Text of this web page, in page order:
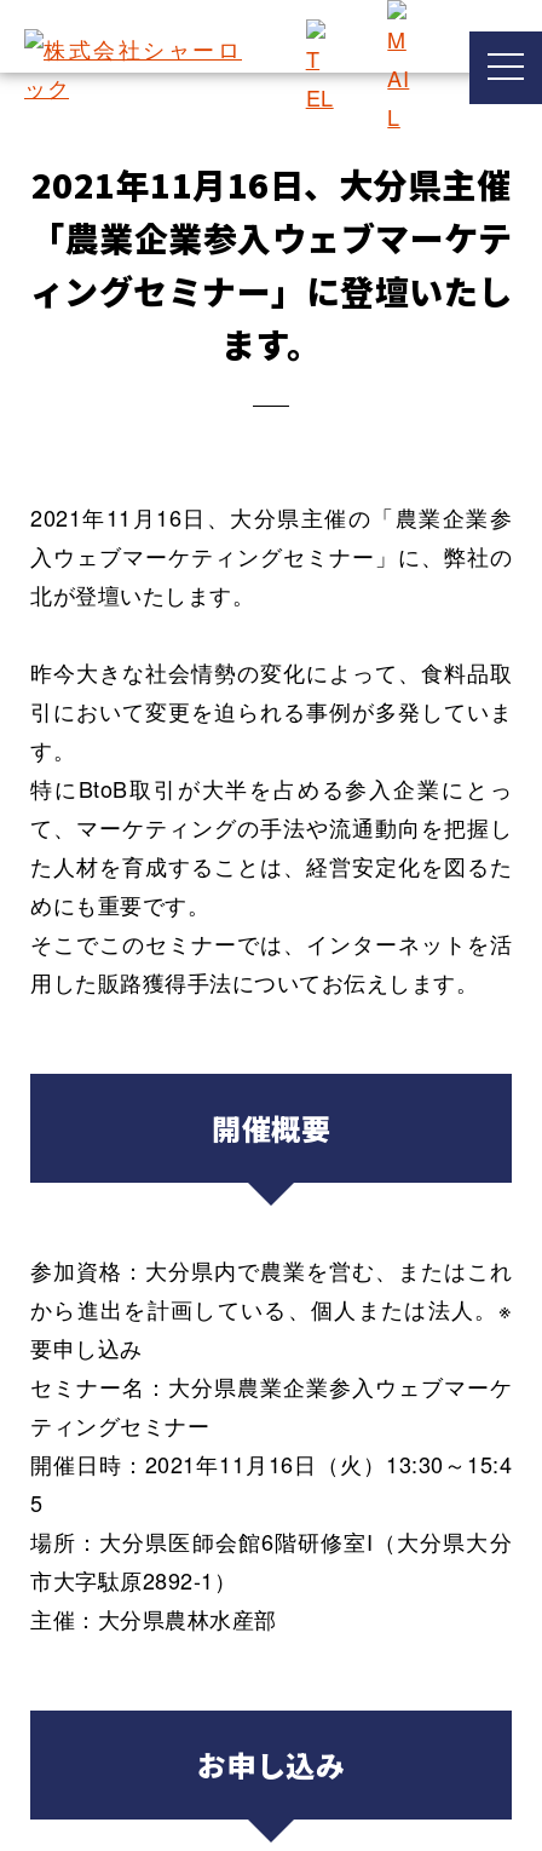
2021年11月16日、大分県主催
「農業企業参入ウェブマーケテ
ィングセミナー」に登壇いたし
ます。
2021年11月16日、大分県主催の「農業企業参
入ウェブマーケティングセミナー」に、弊社の
北が登壇いたします。
昨今大きな社会情勢の変化によって、食料品取
引において変更を迫られる事例が多発していま
す。
特にBtoB取引が大半を占める参入企業にとっ
て、マーケティングの手法や流通動向を把握し
た人材を育成することは、経営安定化を図るた
めにも重要です。
そこでこのセミナーでは、インターネットを活
用した販路獲得手法についてお伝えします。
開催概要
参加資格：大分県内で農業を営む、またはこれ
から進出を計画している、個人または法人。※
要申し込み
セミナー名：大分県農業企業参入ウェブマーケ
ティングセミナー
開催日時：2021年11月16日（火）13:30～15:4
5
場所：大分県医師会館6階研修室I（大分県大分
市大字駄原2892-1）
主催：大分県農林水産部
お申し込み